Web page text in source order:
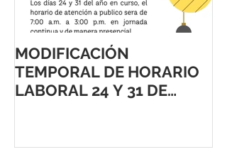
MODIFICACIÓN
TEMPORAL DE HORARIO
LABORAL 24 Y 31 DE